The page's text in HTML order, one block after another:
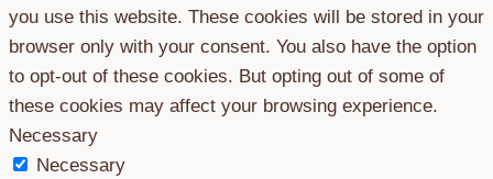
you use this website. These cookies will be stored in your
browser only with your consent. You also have the option
to opt-out of these cookies. But opting out of some of
these cookies may affect your browsing experience.
Necessary
Necessary